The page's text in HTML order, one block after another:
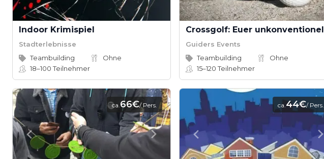
Indoor Krimispiel
Stadterlebnisse
Teambuilding
Ohne
18–100Teilnehmer
Guiders Events
Teambuilding
Ohne
15–120Teilnehmer
ca.66€/ Pers. ca.44€/ Pers.